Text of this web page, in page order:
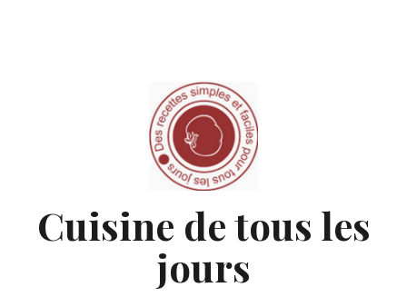
Cuisine de tous les
jours